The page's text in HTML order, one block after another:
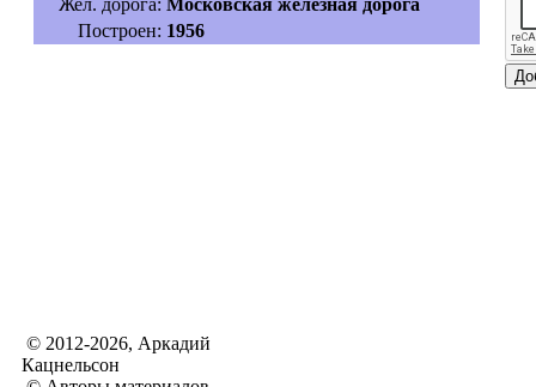
Жел. дорога: Московская железная дорога
Построен: 1956
© 2012-2026, Аркадий
Кацнельсон